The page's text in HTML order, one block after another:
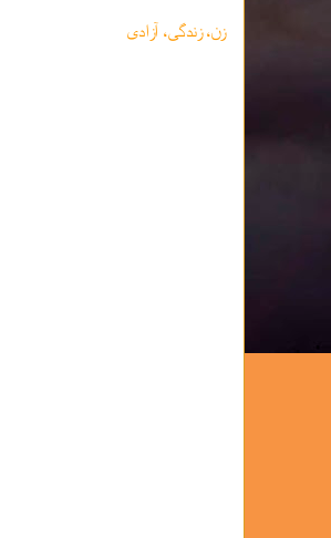
زن، زندگی، آزادی